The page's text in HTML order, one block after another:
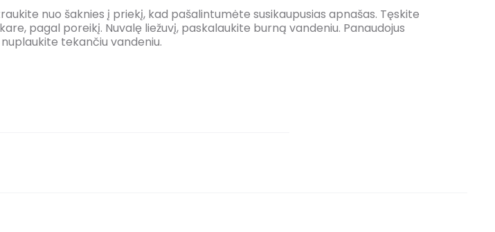
nuo šaknies į priekį, kad pašalintumėte susikaupusias apnašas. Tęskite
pagal poreikį. Nuvalę liežuvį, paskalaukite burną vandeniu. Panaudojus
tekančiu vandeniu.